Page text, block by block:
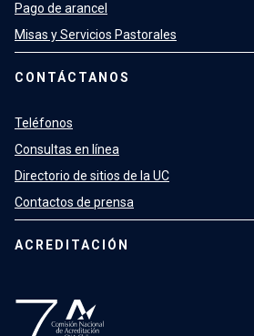
Pago de arancel
Misas y Servicios Pastorales
CONTÁCTANOS
Teléfonos
Consultas en línea
Directorio de sitios de la UC
Contactos de prensa
ACREDITACIÓN